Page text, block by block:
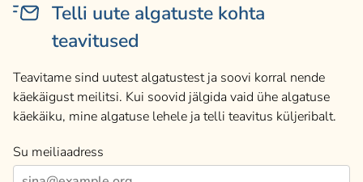
Telli uute algatuste kohta
teavitused
Teavitame sind uutest algatustest ja soovi korral nende
käekäigust meilitsi. Kui soovid jälgida vaid ühe algatuse
käekäiku, mine algatuse lehele ja telli teavitus küljeribalt.
Su meiliaadress